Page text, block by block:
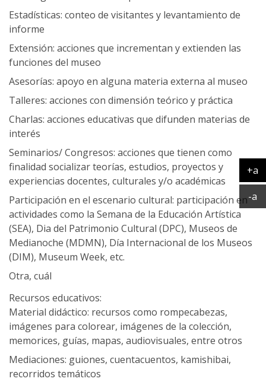
Estadísticas: conteo de visitantes y levantamiento de
informe
Extensión: acciones que incrementan y extienden las
funciones del museo
Asesorías: apoyo en alguna materia externa al museo
Talleres: acciones con dimensión teórico y práctica
Charlas: acciones educativas que difunden materias de
interés
Seminarios/ Congresos: acciones que tienen como
finalidad socializar teorías, estudios, proyectos y
experiencias docentes, culturales y/o académicas
Participación en el escenario cultural: participación en
actividades como la Semana de la Educación Artística
(SEA), Dia del Patrimonio Cultural (DPC), Museos de
Medianoche (MDMN), Día Internacional de los Museos
(DIM), Museum Week, etc.
Otra, cuál
Recursos educativos:
Material didáctico: recursos como rompecabezas,
imágenes para colorear, imágenes de la colección,
memorices, guías, mapas, audiovisuales, entre otros
Mediaciones: guiones, cuentacuentos, kamishibai,
recorridos temáticos
+a
-a